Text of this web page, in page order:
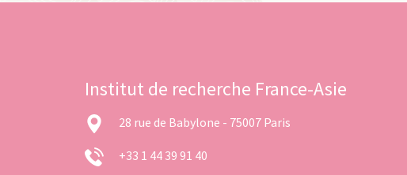
Institut de recherche France-Asie
28 rue de Babylone - 75007 Paris
+33 1 44 39 91 40